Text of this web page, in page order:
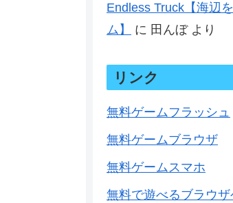
Endless Truck【海辺
ム】
に 田んぼより
リンク
無料ゲームフラッシュ
無料ゲームブラウザ
無料ゲームスマホ
無料で遊べるブラウ